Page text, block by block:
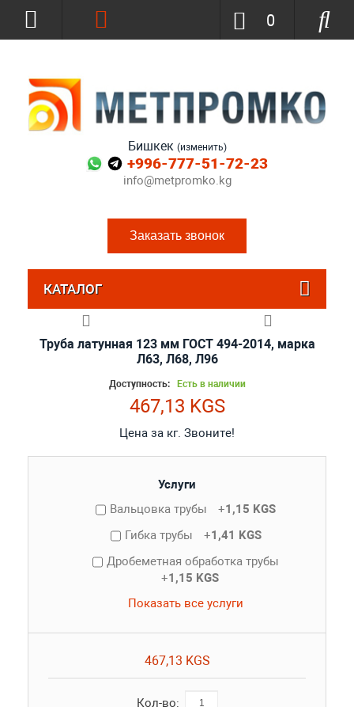
Бишкек (изменить)
+996-777-51-72-23
info@metpromko.kg
Заказать звонок
0
КАТАЛОГ
Труба латунная 123 мм ГОСТ 494-2014, марка
Л63, Л68, Л96
Доступность: Есть в наличии
467,13 KGS
Цена за кг. Звоните!
Услуги
Вальцовка трубы
+1,15 KGS
Гибка трубы
+1,41 KGS
Дробеметная обработка трубы
+1,15 KGS
Показать все услуги
467,13 KGS
Кол-во: